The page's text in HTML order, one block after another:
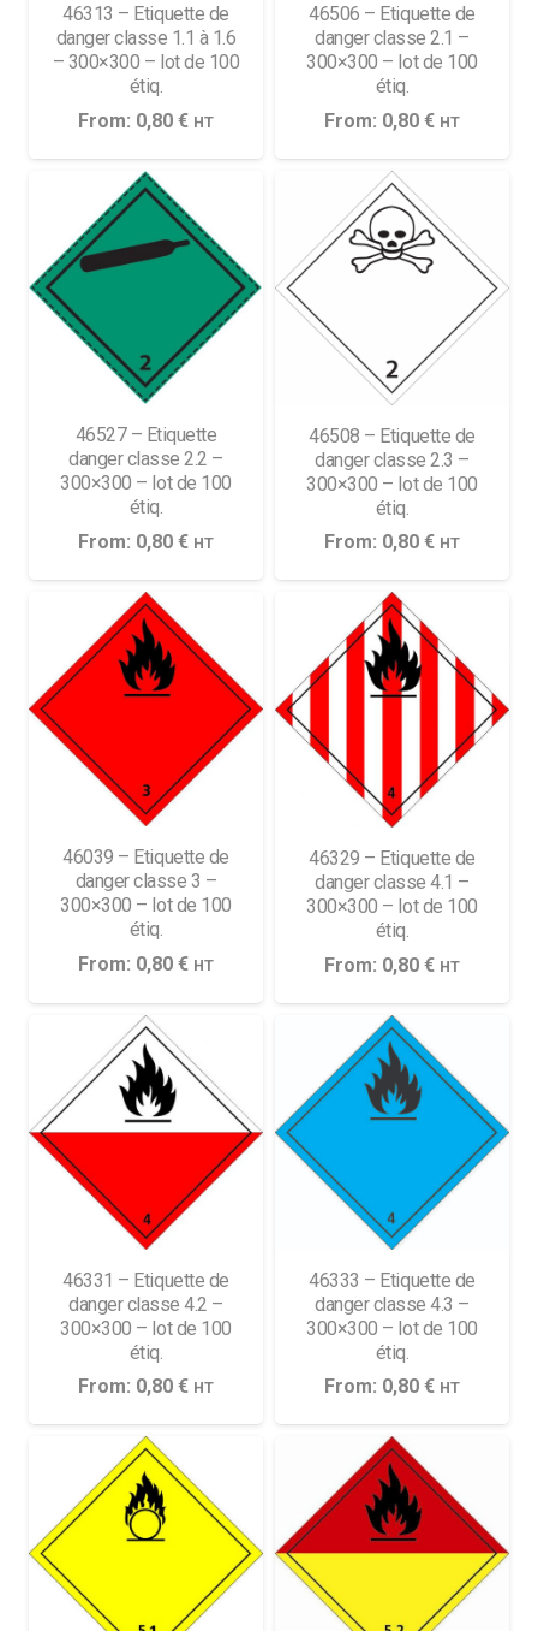
46313 – Etiquette de
danger classe 1.1 à 1.6
– 300×300 – lot de 100
étiq.
From: 0,80 € HT
46506 – Etiquette de
danger classe 2.1 –
300×300 – lot de 100
étiq.
From: 0,80 € HT
46527 – Etiquette
danger classe 2.2 –
300×300 – lot de 100
étiq.
From: 0,80 € HT
46508 – Etiquette de
danger classe 2.3 –
300×300 – lot de 100
étiq.
From: 0,80 € HT
46039 – Etiquette de
danger classe 3 –
300×300 – lot de 100
étiq.
From: 0,80 € HT
46329 – Etiquette de
danger classe 4.1 –
300×300 – lot de 100
étiq.
From: 0,80 € HT
46331 – Etiquette de
danger classe 4.2 –
300×300 – lot de 100
étiq.
From: 0,80 € HT
46333 – Etiquette de
danger classe 4.3 –
300×300 – lot de 100
étiq.
From: 0,80 € HT